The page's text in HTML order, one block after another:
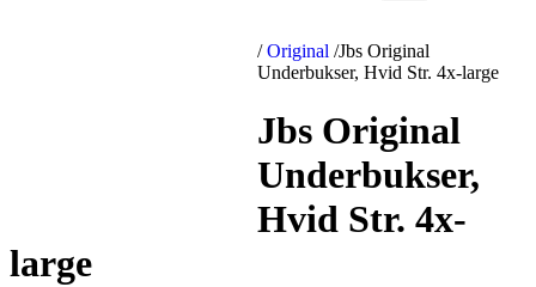
/ Original /Jbs Original
Underbukser, Hvid Str. 4x-large
Jbs Original
Underbukser,
Hvid Str. 4x-
large